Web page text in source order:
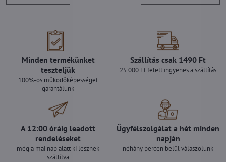
Minden termékünket
teszteljük
100%-os működőképességet
garantálunk
Szállítás csak 1490 Ft
25 000 Ft felett ingyenes a szállítás
A 12:00 óráig leadott
rendeléseket
még a mai nap alatt ki lesznek
szállítva
Ügyfélszolgálat a hét minden
napján
néhány percen belül válaszolunk